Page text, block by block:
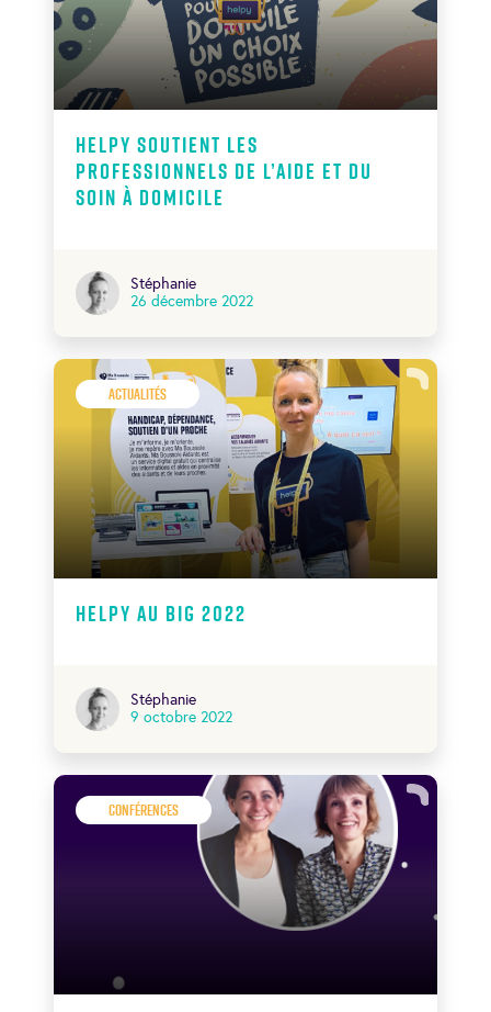
Helpy soutient les
professionnels de l’aide et du
soin à domicile
Stéphanie
26 décembre 2022
Actualités
Helpy au BIG 2022
Stéphanie
9 octobre 2022
Conférences